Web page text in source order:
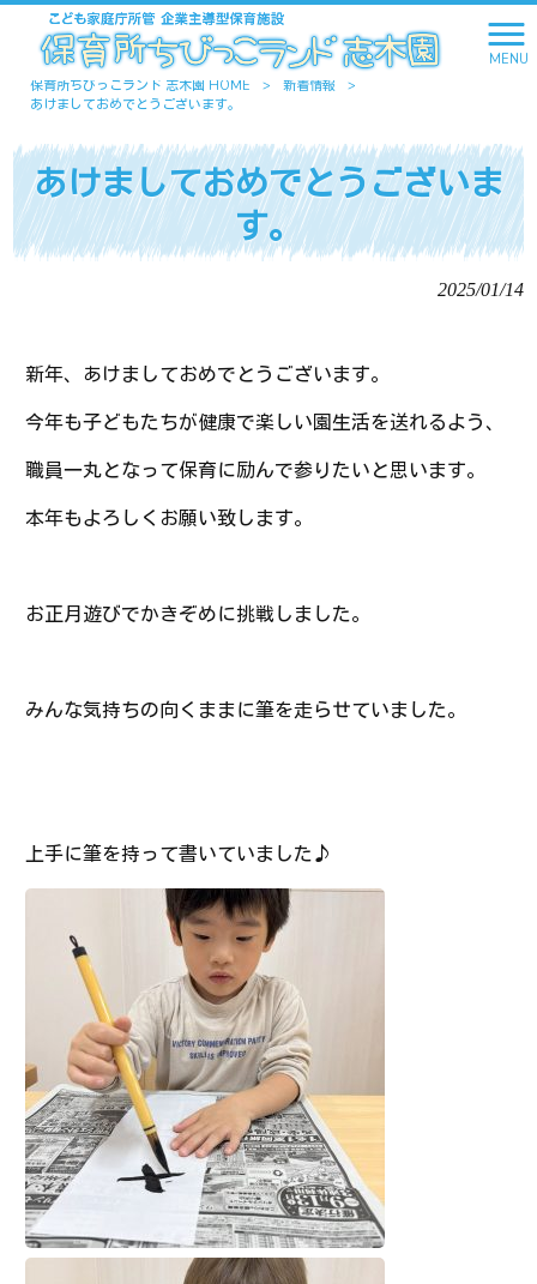
MENU
保育所ちびっこランド 志木園 HOME
> 新着情報
>
あけましておめでとうございます。
あけましておめでとうございま
す。
2025/01/14
新年、あけましておめでとうございます。
今年も子どもたちが健康で楽しい園生活を送れるよう、
職員一丸となって保育に励んで参りたいと思います。
本年もよろしくお願い致します。
お正月遊びでかきぞめに挑戦しました。
みんな気持ちの向くままに筆を走らせていました。
上手に筆を持って書いていました♪